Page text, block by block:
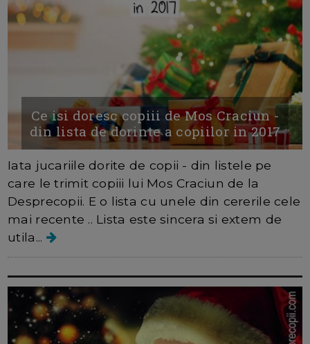
Ce isi doresc copiii de Mos Craciun -
din lista de dorinte a copiilor in 2017
Iata jucariile dorite de copii - din listele pe
care le trimit copiii lui Mos Craciun de la
Desprecopii. E o lista cu unele din cererile cele
mai recente .. Lista este sincera si extem de
utila...